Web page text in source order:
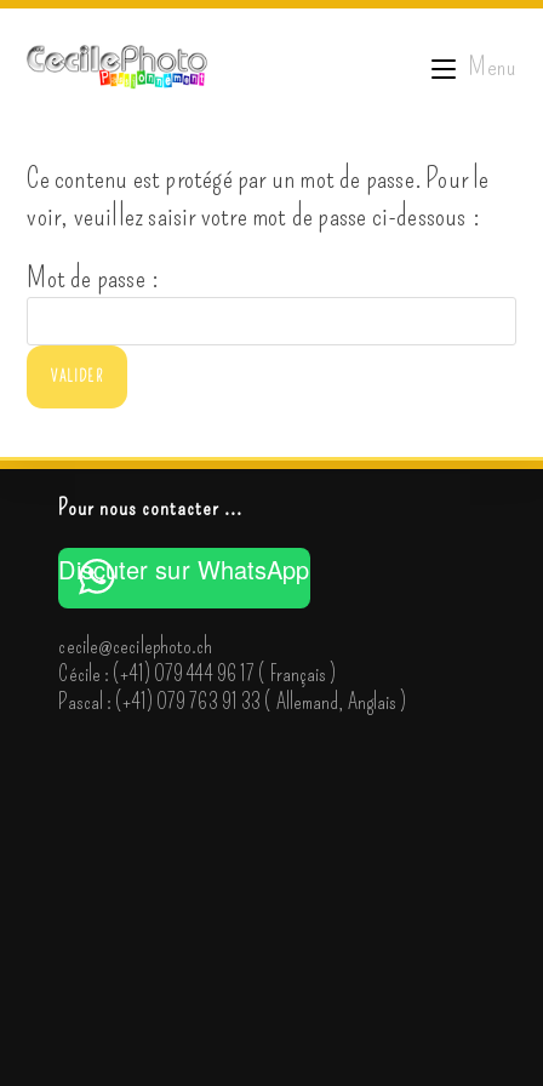
Menu
Ce contenu est protégé par un mot de passe. Pour le
voir, veuillez saisir votre mot de passe ci-dessous :
Mot de passe :
Pour nous contacter ...
Discuter sur WhatsApp
cecile@cecilephoto.ch
Cécile : (+41) 079 444 96 17 ( Français )
Pascal : (+41) 079 763 91 33 ( Allemand, Anglais )